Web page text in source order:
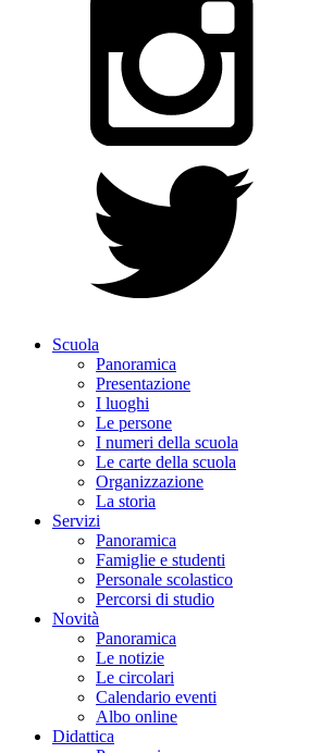
Scuola
Panoramica
Presentazione
I luoghi
Le persone
I numeri della scuola
Le carte della scuola
Organizzazione
La storia
Servizi
Panoramica
Famiglie e studenti
Personale scolastico
Percorsi di studio
Novità
Panoramica
Le notizie
Le circolari
Calendario eventi
Albo online
Didattica